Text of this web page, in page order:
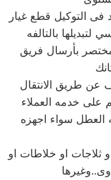
التوكيل قطع غيار
لتبديلها بالتالفه
بأرسال فريق
عن طريق الانتقال
على خدمه العملاء
العطل سواء اجهزه
ثلاجات او خلاطات او